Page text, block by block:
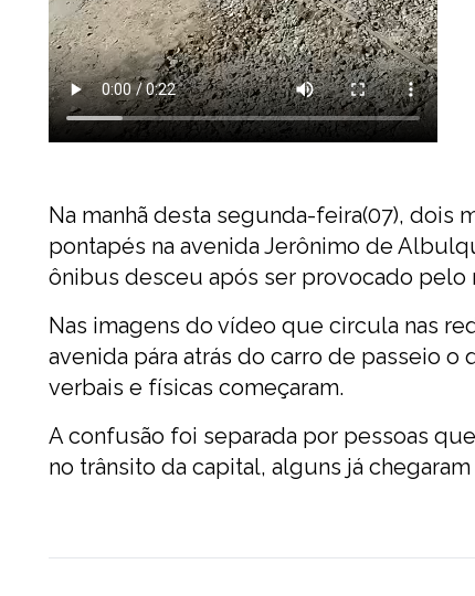
Na manhã desta segunda-feira(07),
pontapés na avenida Jerônimo de
ônibus desceu após ser provocado pelo
Nas imagens do vídeo que circula nas
avenida pára atrás do carro de passeio
verbais e físicas começaram.
A confusão foi separada por pessoas
no trânsito da capital, alguns já